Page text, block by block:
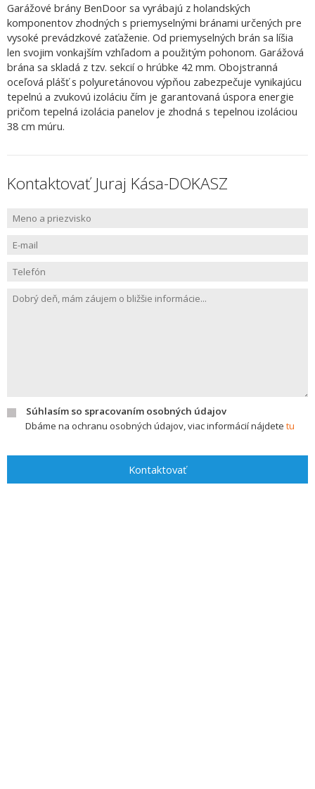
Garážové brány BenDoor sa vyrábajú z holandských
komponentov zhodných s priemyselnými bránami určených pre
vysoké prevádzkové zaťaženie. Od priemyselných brán sa líšia
len svojim vonkajším vzhľadom a použitým pohonom. Garážová
brána sa skladá z tzv. sekcií o hrúbke 42 mm. Obojstranná
oceľová plášť s polyuretánovou výpňou zabezpečuje vynikajúcu
tepelnú a zvukovú izoláciu čím je garantovaná úspora energie
pričom tepelná izolácia panelov je zhodná s tepelnou izoláciou
38 cm múru.
Kontaktovať Juraj Kása-DOKASZ
Súhlasím so spracovaním osobných údajov
Dbáme na ochranu osobných údajov, viac informácií nájdete tu
Kontaktovať